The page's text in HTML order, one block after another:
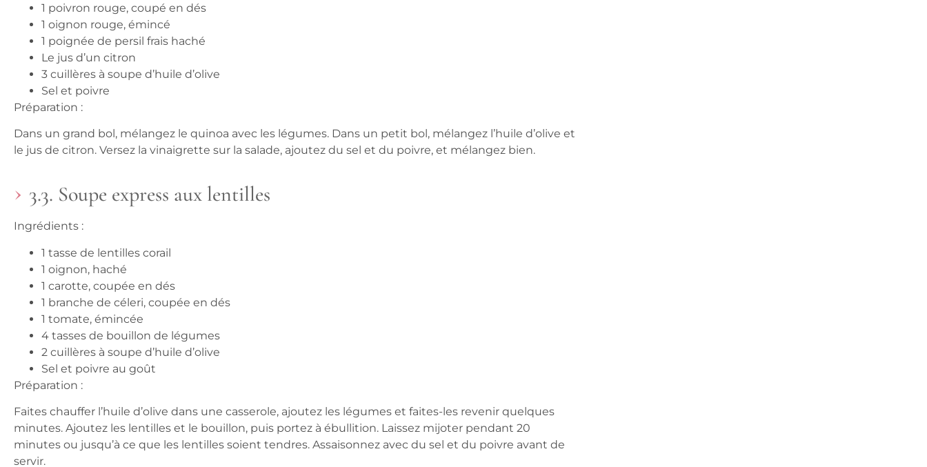
1 poivron rouge, coupé en dés
1 oignon rouge, émincé
1 poignée de persil frais haché
Le jus d’un citron
3 cuillères à soupe d’huile d’olive
Sel et poivre
Préparation :
Dans un grand bol, mélangez le quinoa avec les légumes. Dans un petit bol, mélangez l’huile d’olive et
le jus de citron. Versez la vinaigrette sur la salade, ajoutez du sel et du poivre, et mélangez bien.
3.3. Soupe express aux lentilles
Ingrédients :
1 tasse de lentilles corail
1 oignon, haché
1 carotte, coupée en dés
1 branche de céleri, coupée en dés
1 tomate, émincée
4 tasses de bouillon de légumes
2 cuillères à soupe d’huile d’olive
Sel et poivre au goût
Préparation :
Faites chauffer l’huile d’olive dans une casserole, ajoutez les légumes et faites-les revenir quelques
minutes. Ajoutez les lentilles et le bouillon, puis portez à ébullition. Laissez mijoter pendant 20
minutes ou jusqu’à ce que les lentilles soient tendres. Assaisonnez avec du sel et du poivre avant de
servir.